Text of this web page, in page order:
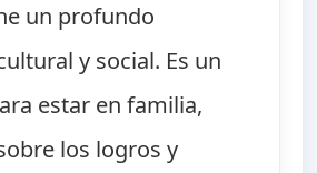
un profundo
y social. Es un
estar en familia,
los logros y